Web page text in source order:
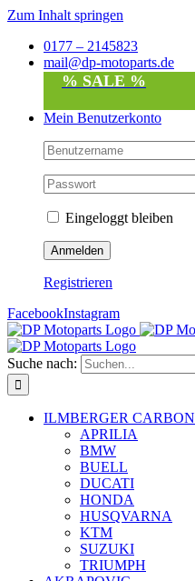
Zum Inhalt springen
0177 – 2145823
mail@dp-motoparts.de
% SALE %
Mein Benutzerkonto
Eingeloggt bleiben
Registrieren
FacebookInstagram
Suche nach:
ILMBERGER CARBON
APRILIA
BMW
BUELL
DUCATI
HONDA
HUSQVARNA
KTM
SUZUKI
TRIUMPH